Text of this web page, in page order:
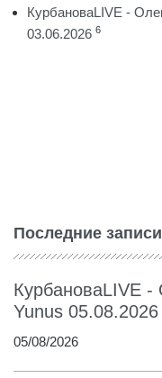
КурбановаLIVE -
03.06.2026 6
Последние записи
КурбановаLIVE
Yunus 05.08.2026
05/08/2026